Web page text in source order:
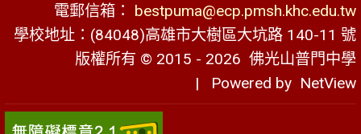
電郵信箱： bestpuma@ecp.pmsh.khc.edu.tw
學校地址：(84048)高雄市大樹區大坑路 140-11 號
版權所有 © 2015 - 2026 佛光山普門中學
| Powered by NetView